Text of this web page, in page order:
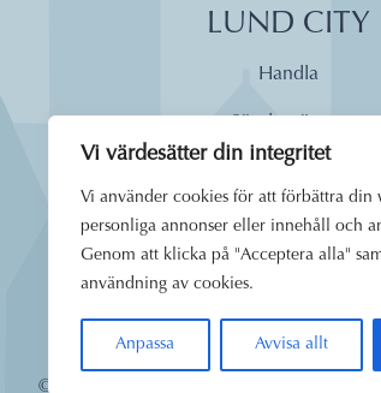
Vi värdesätter din integritet
Vi använder cookies för att förbättra din
personliga annonser eller innehåll och
Genom att klicka på "Acceptera alla"
användning av cookies.
Anpassa Avvisa allt
LUND CITY
Handla
Äta
Dagens lunch
Boende
Uppleva
© 2026